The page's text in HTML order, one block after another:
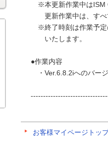
※本更新作業中はISM
更新作業中は、すべ
※終了時刻は作業予定
いたします。
●作業内容
・Ver.6.8.2iへのバー
お客様マイページトッ